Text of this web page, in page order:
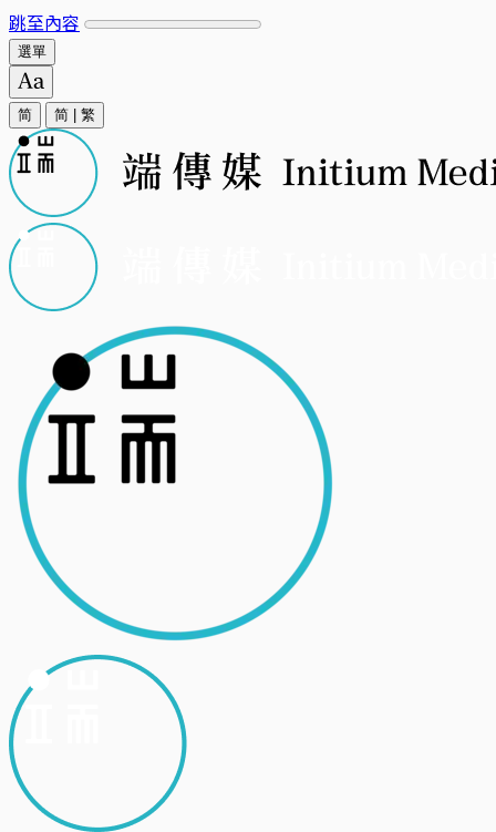
跳至內容
選單
简 简 繁